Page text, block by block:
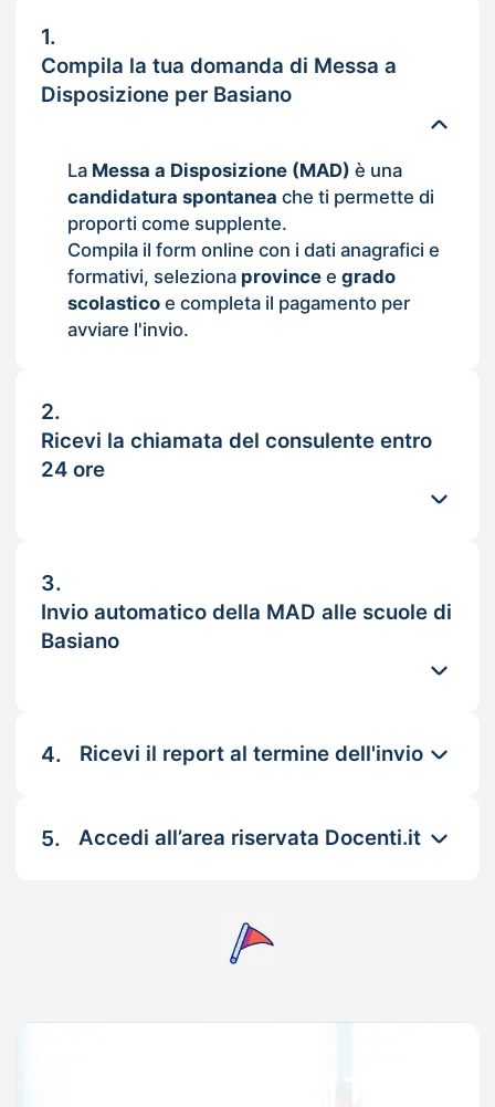
1.
Compila la tua domanda di Messa a
Disposizione per Basiano
La Messa a Disposizione (MAD) è una
candidatura spontanea che ti permette di
proporti come supplente.
Compila il form online con i dati anagrafici e
formativi, seleziona provincee grado
scolasticoe completa il pagamento per
avviare l'invio.
2.
Ricevi la chiamata del consulente entro
24 ore
3.
Invio automatico della MAD alle scuole di
Basiano
4. Ricevi il report al termine dell'invio
5. Accedi all’area riservata Docenti.it